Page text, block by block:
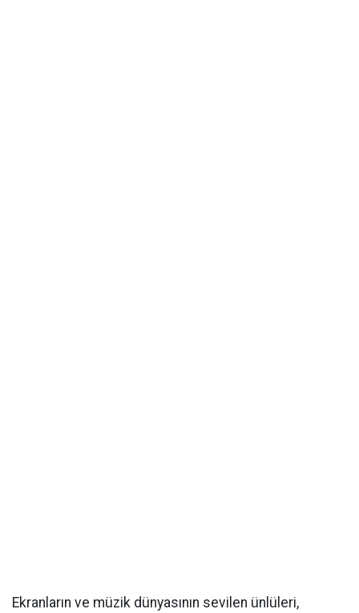
Ekranların ve müzik dünyasının sevilen ünlüleri,